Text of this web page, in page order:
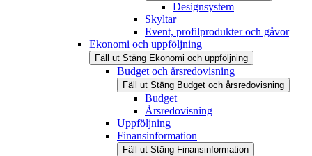
Designsystem
Skyltar
Event, profilprodukter och gåvor
Ekonomi och uppföljning
Fäll ut Stäng Ekonomi och uppföljning
Budget och årsredovisning
Fäll ut Stäng Budget och årsredovisning
Budget
Årsredovisning
Uppföljning
Finansinformation
Fäll ut Stäng Finansinformation